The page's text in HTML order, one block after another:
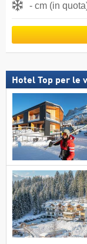
- cm (in
Hotel Top per le